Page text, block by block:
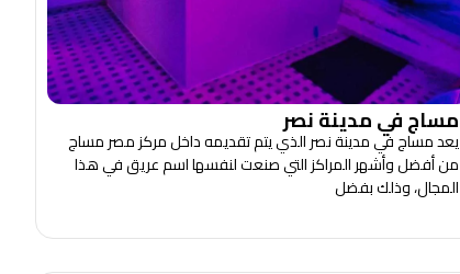
مساج في مدينة نصر
يعد مساج في مدينة نصر الذي يتم تقديمه داخل مركز مصر مساج
من أفضل وأشهر المراكز التي صنعت لنفسها اسم عريق في هذا
المجال، وذلك بفضل